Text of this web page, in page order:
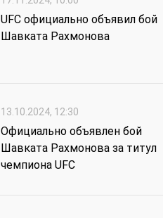
UFC официально объявил бой
Шавката Рахмонова
13.10.2024, 12:30
Официально объявлен бой
Шавката Рахмонова за титул
чемпиона UFC